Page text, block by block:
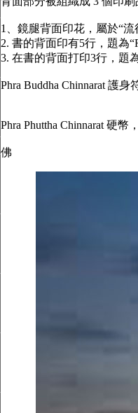
1、鏡腿背面印花，屬於“流
2. 書的背面印有5行，題為
3. 在書的背面打印3行，題
Phra Buddha Chinnarat 護
Phra Phuttha Chinnarat 硬
佛